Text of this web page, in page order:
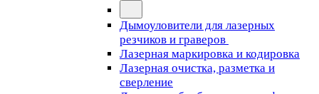
Дымоуловители для лазерных
резчиков и граверов
Лазерная маркировка и кодировка
Лазерная очистка, разметка и
сверление